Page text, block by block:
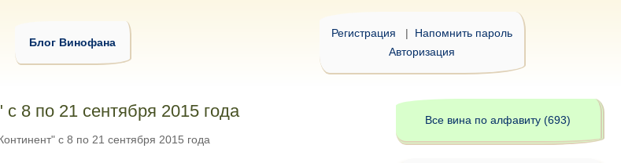
Блог Винофана
Регистрация | Напомнить пароль
Авторизация
8 по 21 сентября 2015 года
с 8 по 21 сентября 2015 года
Все вина по алфавиту (693)